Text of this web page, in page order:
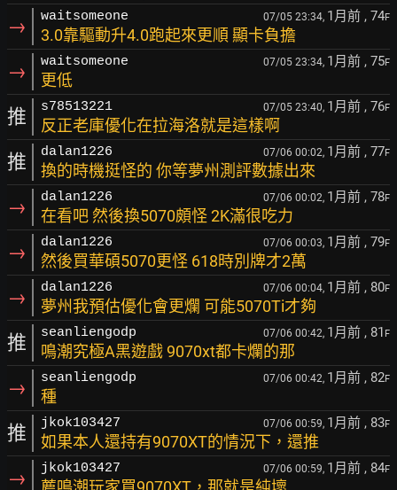
→ waitsomeone 07/05 23:34, 1月前 , 74F
3.0靠驅動升4.0跑起來更順 顯卡負擔
→ waitsomeone 07/05 23:34, 1月前 , 75F
更低
推 s78513221 07/05 23:40, 1月前 , 76F
反正老庫優化在拉海洛就是這樣啊
推 dalan1226 07/06 00:02, 1月前 , 77F
換的時機挺怪的 你等夢州測評數據出來
→ dalan1226 07/06 00:02, 1月前 , 78F
在看吧 然後換5070頗怪 2K滿很吃力
→ dalan1226 07/06 00:03, 1月前 , 79F
然後買華碩5070更怪 618時別牌才2萬
→ dalan1226 07/06 00:04, 1月前 , 80F
夢州我預估優化會更爛 可能5070Ti才夠
推 seanliengodp 07/06 00:42, 1月前 , 81 F
鳴潮究極A黑遊戲 9070xt都卡爛的那
→ seanliengodp 07/06 00:42, 1月前 , 82F
種
推 jkok103427 07/06 00:59, 1月前 , 83F
如果本人還持有9070XT的情況下，還推
→ jkok103427 07/06 00:59, 1月前 , 84F